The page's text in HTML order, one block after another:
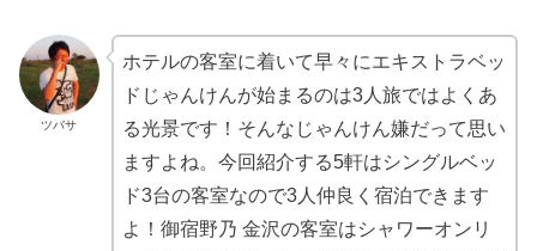
ツバサ
ホテルの客室に着いて早々にエキストラベッ
ドじゃんけんが始まるのは3人旅ではよくあ
る光景です！そんなじゃんけん嫌だって思い
ますよね。今回紹介する5軒はシングルベッ
ド3台の客室なので3人仲良く宿泊できます
よ！御宿野乃 金沢の客室はシャワーオンリ